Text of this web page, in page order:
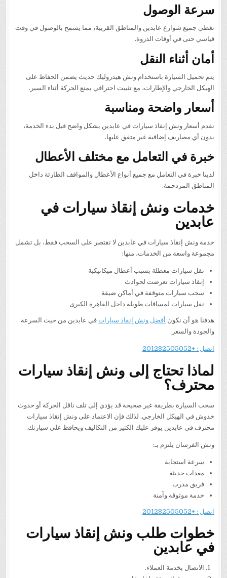
سرعة الوصول
نغطي جميع شوارع عابدين والمناطق القريبة، مما يسمح بالوصول في وقت
قياسي حتى في أوقات الذروة.
أمان أثناء النقل
يتم تحميل السيارة باستخدام ونش هيدروليك حديث يضمن الحفاظ على
الهيكل الخارجي والإطارات، مع تثبيت احترافي يمنع الحركة أثناء السير.
أسعار واضحة ومناسبة
نقدم أسعار ونش إنقاذ سيارات في عابدين بشكل واضح قبل بدء الخدمة،
بدون أي مصاريف إضافية غير متفق عليها.
خبرة في التعامل مع مختلف الأعطال
لدينا خبرة في التعامل مع جميع أنواع الأعطال والمواقف الطارئة داخل
المناطق المزدحمة.
خدمات ونش إنقاذ سيارات في
عابدين
خدمة ونش إنقاذ سيارات في عابدين لا تقتصر على السحب فقط، بل تشمل
مجموعة واسعة من الخدمات، منها:
نقل سيارات معطلة بسبب أعطال ميكانيكية
إنقاذ سيارات تعرضت لحوادث
سحب سيارات متوقفة في أماكن ضيقة
نقل سيارات لمسافات طويلة داخل القاهرة الكبرى
هدفنا هو أن نكون أفضل ونش إنقاذ سيارات في عابدين من حيث السرعة
والجودة والسعر.
اتصل : +201282505052
لماذا تحتاج إلى ونش إنقاذ سيارات
محترف؟
سحب السيارة بطريقة غير صحيحة قد يؤدي إلى تلف ناقل الحركة أو حدوث
خدوش في الهيكل الخارجي. لذلك فإن الاعتماد على ونش إنقاذ سيارات
محترف في عابدين يوفر عليك الكثير من التكاليف ويحافظ على سيارتك.
ونش الفرسان يلتزم بـ:
سرعة استجابة
معدات حديثة
فريق مدرب
خدمة موثوقة وآمنة
اتصل : +201282505052
خطوات طلب ونش إنقاذ سيارات
في عابدين
الاتصال بخدمة العملاء.